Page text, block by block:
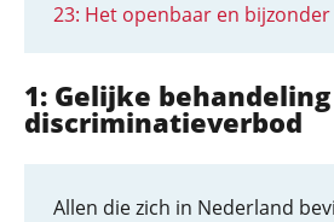
23: Het openbaar en
1: Gelijke
discriminatieverbod
Allen die zich in Nederland